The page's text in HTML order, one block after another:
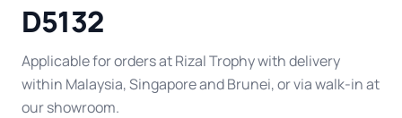
D5132
Applicable for orders at Rizal Trophy with delivery
within Malaysia, Singapore and Brunei, or via walk-in at
our showroom.